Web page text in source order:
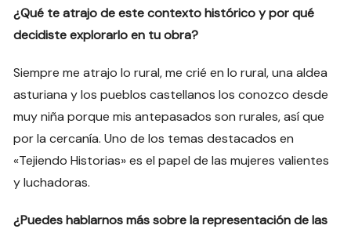
¿Qué te atrajo de este contexto histórico y por qué
decidiste explorarlo en tu obra?
Siempre me atrajo lo rural, me crié en lo rural, una aldea
asturiana y los pueblos castellanos los conozco desde
muy niña porque mis antepasados son rurales, así que
por la cercanía. Uno de los temas destacados en
«Tejiendo Historias» es el papel de las mujeres valientes
y luchadoras.
¿Puedes hablarnos más sobre la representación de las